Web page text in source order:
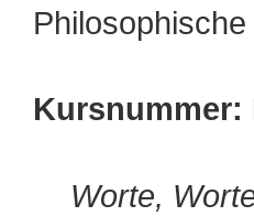
Kursnummer:
Worte,